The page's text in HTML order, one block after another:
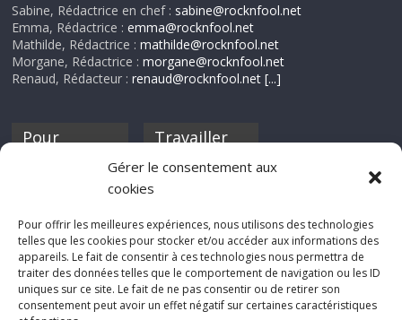
Gérer le consentement aux
cookies
Pour offrir les meilleures expériences, nous utilisons des technologies
telles que les cookies pour stocker et/ou accéder aux informations des
appareils. Le fait de consentir à ces technologies nous permettra de
traiter des données telles que le comportement de navigation ou les ID
uniques sur ce site. Le fait de ne pas consentir ou de retirer son
consentement peut avoir un effet négatif sur certaines caractéristiques
Sabine, Rédactrice en chef : sabine@rocknfool.net
Emma, Rédactrice :emma@rocknfool.net
Mathilde, Rédactrice :mathilde@rocknfool.net
Morgane, Rédactrice :morgane@rocknfool.net
Renaud, Rédacteur :renaud@rocknfool.net [...]
Pour
discothèque
Travailler
Si tu souhaites
Rocknfool, n'hésite
pas à nous envoyer
tes chroniques de
concerts, de films,
séries ou des billets
d'humeur :